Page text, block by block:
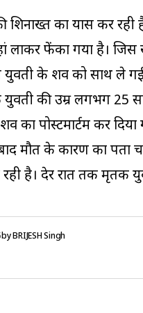
शिनाख्त का प्रयास कर
लाकर फेंका गया है।
के शव को साथ ले
युवती की उम्र लगभग 25
का पोस्टमार्टम कर
मौत के कारण का
है। देर रात तक मृतक
byBRIJESH Singh